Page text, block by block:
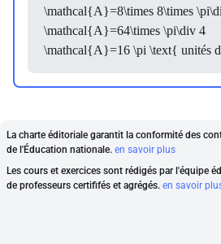
\mathcal{A}=8\times 8\times
\mathcal{A}=64\times \pi\div 4
\mathcal{A}=16 \pi \text{ unités
La charte éditoriale garantit la conformité des
de l'Éducation nationale. en savoir plus
Les cours et exercices sont rédigés par l'équipe
de professeurs certififés et agrégés. en savoir